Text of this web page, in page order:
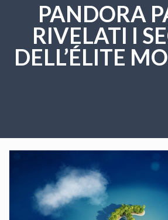
PANDORA
RIVELATI I
DELL’ÉLITE